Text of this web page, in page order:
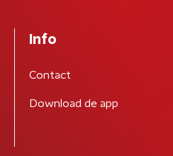
Info
Contact
Download de app